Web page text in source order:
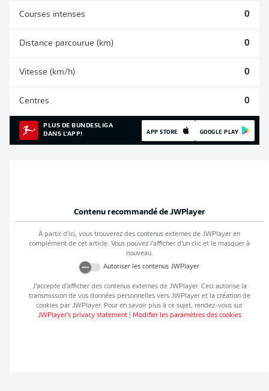
Courses intenses 0
Distance parcourue (km) 0
Vitesse (km/h) 0
Centres 0
PLUS DE BUNDESLIGA
DANS L'APP!
APP STORE GOOGLE PLAY
Contenu recommandé de JWPlayer
À partir d’ici, vous trouverez des contenus externes de JWPlayer en
complément de cet article. Vous pouvez l’afficher d’un clic et le masquer à
nouveau.
Autoriser les contenus JWPlayer
J’accepte d’afficher des contenus externes de JWPlayer. Ceci autorise la
transmission de vos données personnelles vers JWPlayeret la création de
cookies par JWPlayer. Pour en savoir plus à ce sujet, rendez-vous sur
JWPlayer's privacy statement| Modifier les paramètres des cookies